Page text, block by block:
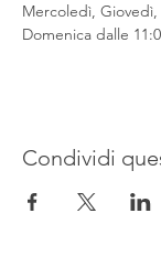
Mercoledì,
Domenica dalle
Condividi